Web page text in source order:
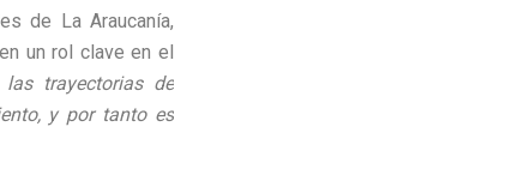
de La Araucanía,
un rol clave en el
trayectorias de
y por tanto es